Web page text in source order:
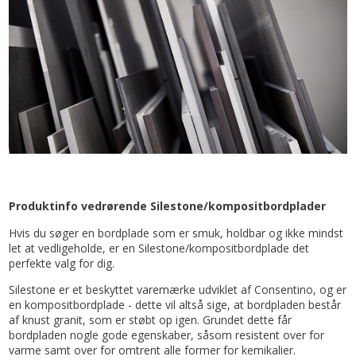
Produktinfo vedrørende Silestone/kompositbordplader
Hvis du søger en bordplade som er smuk, holdbar og ikke mindst
let at vedligeholde, er en Silestone/kompositbordplade det
perfekte valg for dig.
Silestone er et beskyttet varemærke udviklet af Consentino, og er
en kompositbordplade - dette vil altså sige, at bordpladen består
af knust granit, som er støbt op igen. Grundet dette får
bordpladen nogle gode egenskaber, såsom resistent over for
varme samt over for omtrent alle former for kemikalier.